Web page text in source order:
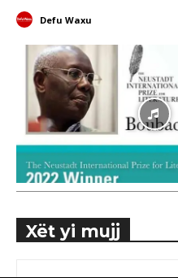
Defu Waxu
Xët yi mujj